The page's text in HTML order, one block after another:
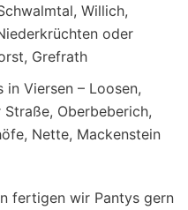
Willich,
oder
Grefrath
in Viersen – Loosen,
Straße, Oberbeberich,
Nette, Mackenstein
fertigen wir Pantys gern